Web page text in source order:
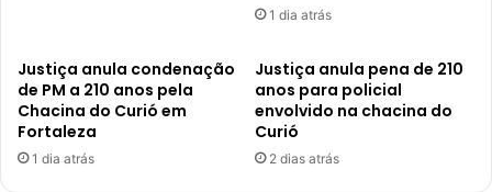
1 dia atrás
Justiça anula condenação
de PM a 210 anos pela
Chacina do Curió em
Fortaleza
1 dia atrás
Justiça anula pena de 210
anos para policial
envolvido na chacina do
Curió
2 dias atrás